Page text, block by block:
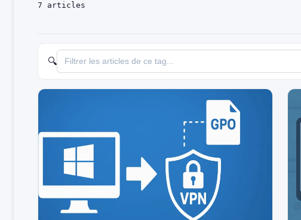
7 articles
🔍